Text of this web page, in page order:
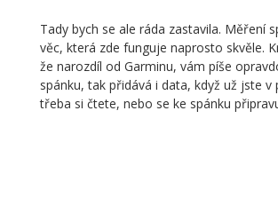
Tady bych se ale ráda zastavila. Měření
věc, která zde funguje naprosto skvěle.
že narozdíl od Garminu, vám píše
spánku, tak přidává i data, když už jste v
třeba si čtete, nebo se ke spánku